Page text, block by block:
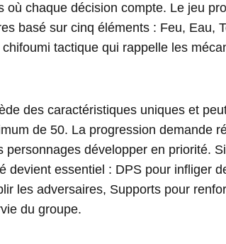
où chaque décision compte. Le jeu
basé sur cinq éléments : Feu, Eau,
tactique qui rappelle les
des caractéristiques uniques et
de 50. La progression demande
personnages développer en priorité.
devient essentiel : DPS pour infliger
les adversaires, Supports pour
du groupe.